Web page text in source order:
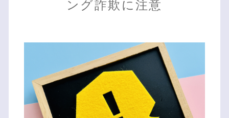
ング詐欺に注意